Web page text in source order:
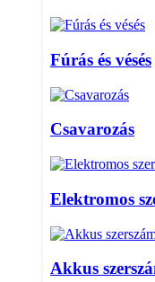
Fúrás és vésés
Csavarozás
Elektromos
Akkus